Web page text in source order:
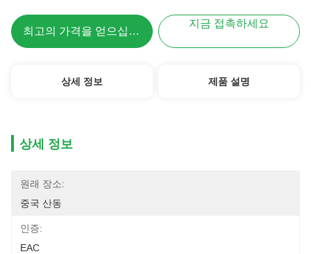
최고의 가격을 얻으십시오
지금 접촉하세요
상세 정보 제품 설명
상세 정보
원래 장소:
중국 산동
인증:
EAC